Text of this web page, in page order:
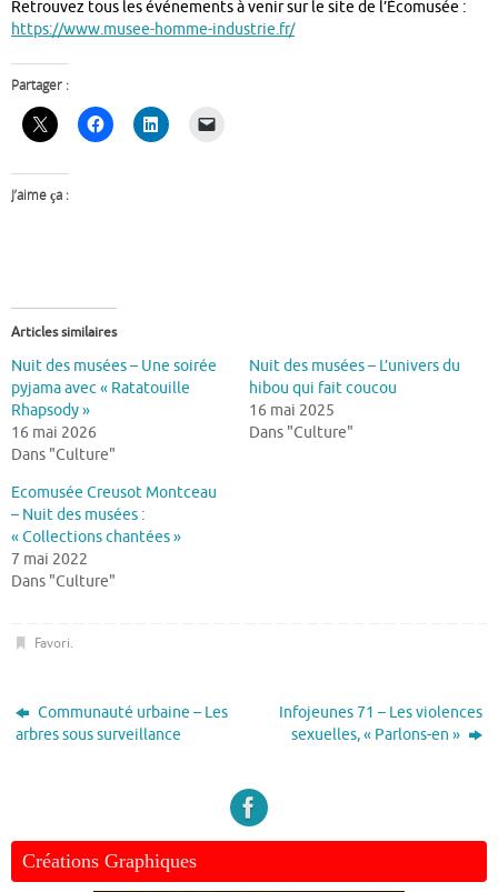
Retrouvez tous les événements à venir sur le site de l’Écomusée :
https://www.musee-homme-industrie.fr/
Partager :
J’aime ça :
Articles similaires
Nuit des musées – Une soirée
pyjama avec « Ratatouille
Rhapsody »
16 mai 2026
Dans "Culture"
Nuit des musées – L’univers du
hibou qui fait coucou
16 mai 2025
Dans "Culture"
Ecomusée Creusot Montceau
– Nuit des musées :
« Collections chantées »
7 mai 2022
Dans "Culture"
Favori.
Communauté urbaine – Les
arbres sous surveillance
Infojeunes 71 – Les violences
sexuelles, « Parlons-en »
Créations Graphiques